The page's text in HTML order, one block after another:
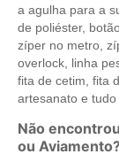
a agulha para a
de poliéster,
zíper no metro,
overlock, linha
fita de cetim, fita
artesanato e
Não
ou